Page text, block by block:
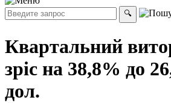
Квартальний
зріс на 38,8% до
дол.